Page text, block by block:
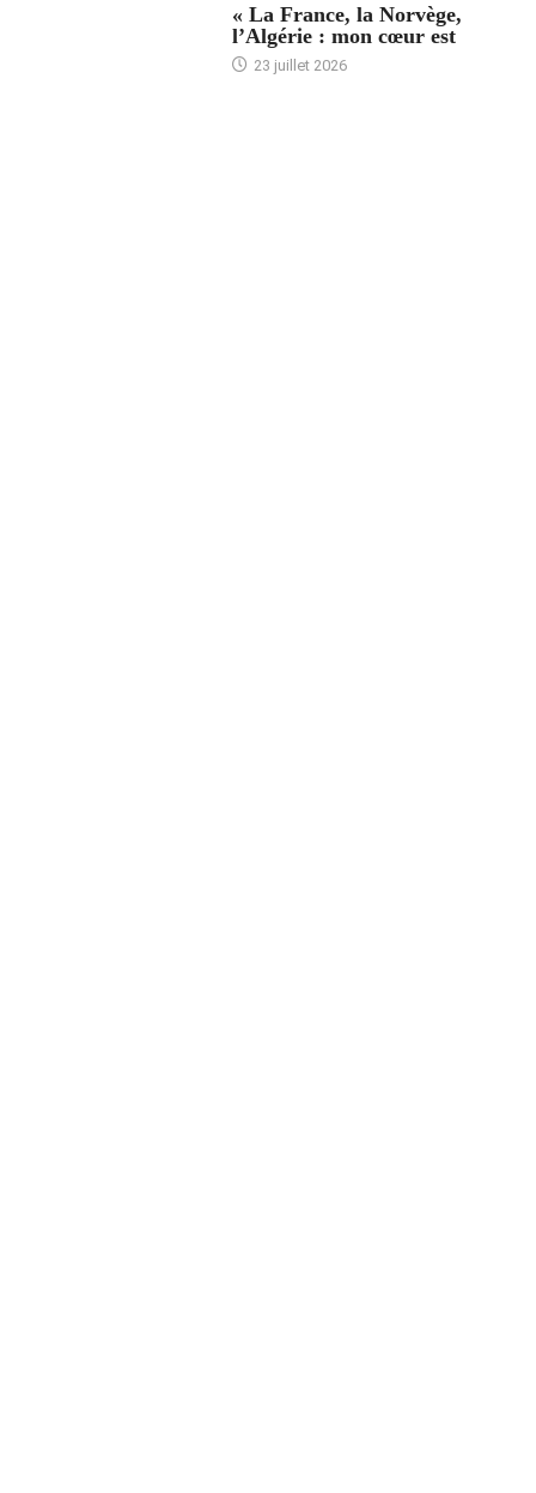
« La France, la Norvège,
l’Algérie : mon cœur est
23 juillet 2026